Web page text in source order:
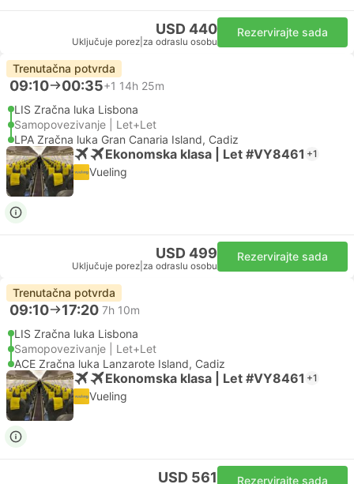
USD 440
Uključuje porez za odraslu osobu
Rezervirajte sada
Trenutačna potvrda
09:10 00:35+1 14h 25m
LIS Zračna luka Lisbona
Samopovezivanje | Let+Let
LPA Zračna luka Gran Canaria Island, Cadiz
Ekonomska klasa | Let #VY8461 +1
Vueling
USD 499
Uključuje porez za odraslu osobu
Rezervirajte sada
Trenutačna potvrda
09:10 17:20 7h 10m
LIS Zračna luka Lisbona
Samopovezivanje | Let+Let
ACE Zračna luka Lanzarote Island, Cadiz
Ekonomska klasa | Let #VY8461 +1
Vueling
USD 561 Rezervirajte sada